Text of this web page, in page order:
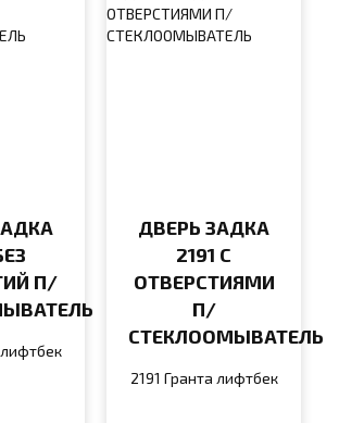
П/
лифтбек
ДВЕРЬ ЗАДКА
2191 С
ОТВЕРСТИЯМИ
П/
СТЕКЛООМЫВАТЕЛЬ
2191 Гранта лифтбек